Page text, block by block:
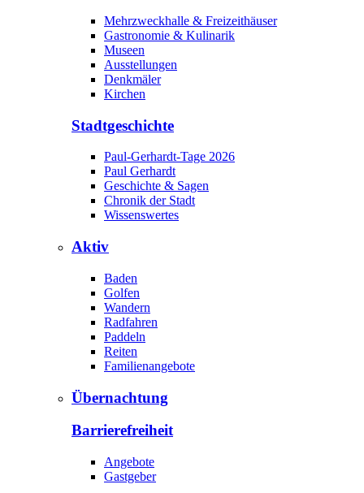
Mehrzweckhalle & Freizeithäuser
Gastronomie & Kulinarik
Museen
Ausstellungen
Denkmäler
Kirchen
Stadtgeschichte
Paul-Gerhardt-Tage 2026
Paul Gerhardt
Geschichte & Sagen
Chronik der Stadt
Wissenswertes
Aktiv
Baden
Golfen
Wandern
Radfahren
Paddeln
Reiten
Familienangebote
Übernachtung
Barrierefreiheit
Angebote
Gastgeber